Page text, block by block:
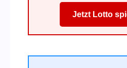
Jetzt Lotto